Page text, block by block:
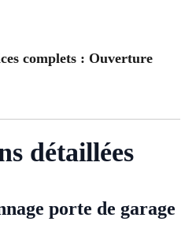
complets : Ouverture
détaillées
porte de garage